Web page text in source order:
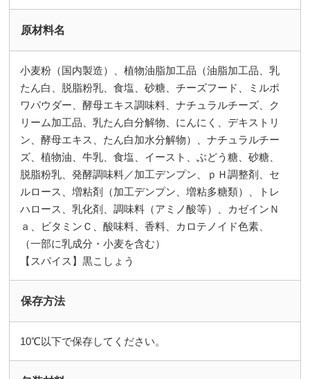
原材料名
小麦粉（国内製造）、植物油脂加工品（油脂加工品、乳
たん白、脱脂粉乳、食塩、砂糖、チーズフード、ミルポ
ワパウダー、酵母エキス調味料、ナチュラルチーズ、ク
リーム加工品、乳たん白分解物、にんにく、デキストリ
ン、酵母エキス、たん白加水分解物）、ナチュラルチー
ズ、植物油、牛乳、食塩、イースト、ぶどう糖、砂糖、
脱脂粉乳、発酵調味料／加工デンプン、ｐＨ調整剤、セ
ルロース、増粘剤（加工デンプン、増粘多糖類）、トレ
ハロース、乳化剤、調味料（アミノ酸等）、カゼインＮ
ａ、ビタミンＣ、酸味料、香料、カロテノイド色素、
（一部に乳成分・小麦を含む）
【スパイス】黒こしょう
保存方法
10℃以下で保存してください。